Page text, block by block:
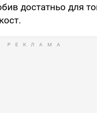
достатньо для